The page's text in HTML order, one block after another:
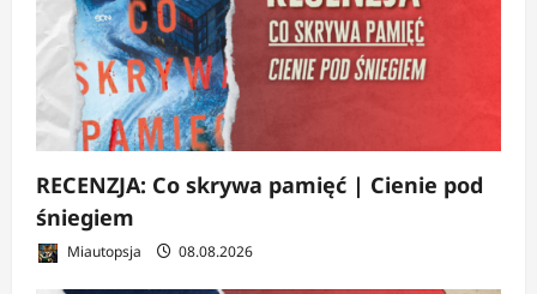
RECENZJA: Co skrywa pamięć | Cienie pod
śniegiem
Miautopsja 08.08.2026